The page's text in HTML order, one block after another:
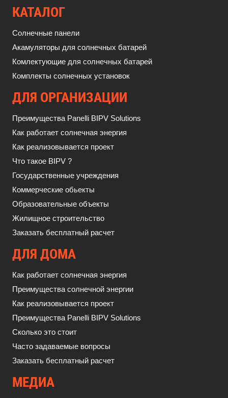
КАТАЛОГ
Солнечные панели
Акамуляторы для солнечных батарей
Комлектующие для солнечных батарей
Комплекты солнечных установок
ДЛЯ ОРГАНИЗАЦИИ
Преимущества Panelli BIPV Solutions
Как работает солнечная энергия
Как реализовывается проект
Что такое BIPV ?
Государственные учреждения
Коммерческие обьекты
Образовательные объекты
Жилищное строительство
Заказать бесплатный расчет
ДЛЯ ДОМА
Как работает солнечная энергия
Преимущества солнечной энергии
Как реализовывается проект
Преимущества Panelli BIPV Solutions
Сколько это стоит
Часто задаваемые вопросы
Заказать бесплатный расчет
МЕДИА